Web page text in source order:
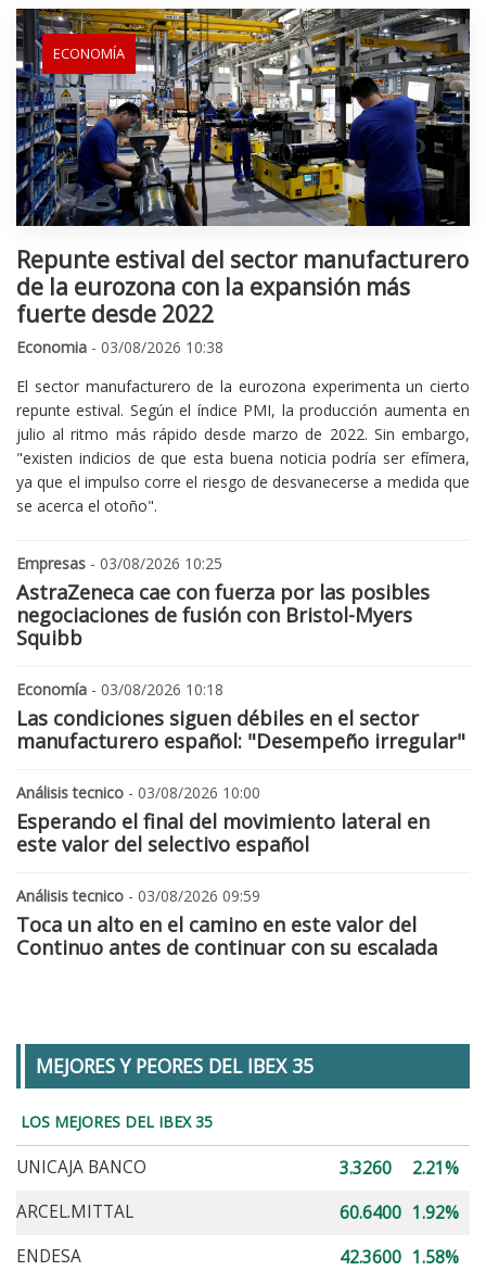
ECONOMÍA
Repunte estival del sector manufacturero
de la eurozona con la expansión más
fuerte desde 2022
Economia - 03/08/2026 10:38
El sector manufacturero de la eurozona experimenta un cierto
repunte estival. Según el índice PMI, la producción aumenta en
julio al ritmo más rápido desde marzo de 2022. Sin embargo,
"existen indicios de que esta buena noticia podría ser efímera,
ya que el impulso corre el riesgo de desvanecerse a medida que
se acerca el otoño".
Empresas - 03/08/2026 10:25
AstraZeneca cae con fuerza por las posibles
negociaciones de fusión con Bristol-Myers
Squibb
Economía - 03/08/2026 10:18
Las condiciones siguen débiles en el sector
manufacturero español: "Desempeño irregular"
Análisis tecnico - 03/08/2026 10:00
Esperando el final del movimiento lateral en
este valor del selectivo español
Análisis tecnico - 03/08/2026 09:59
Toca un alto en el camino en este valor del
Continuo antes de continuar con su escalada
MEJORES Y PEORES DEL IBEX 35
LOS MEJORES DEL IBEX 35
UNICAJA BANCO 3.3260
2.21%
ARCEL.MITTAL
60.6400 1.92%
ENDESA
42.3600 1.58%